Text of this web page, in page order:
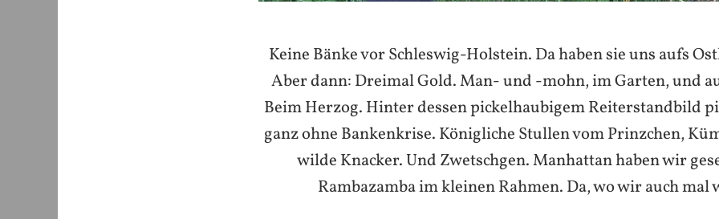
Keine Bänke vor Schleswig-Holstein. Da haben sie uns aufs
Aber dann: Dreimal Gold. Man- und -mohn, im Garten, und
Beim Herzog. Hinter dessen pickelhaubigem Reiterstandbild
ganz ohne Bankenkrise. Königliche Stullen vom Prinzchen,
wilde Knacker. Und Zwetschgen. Manhattan haben wir
Rambazamba im kleinen Rahmen. Da, wo wir auch mal